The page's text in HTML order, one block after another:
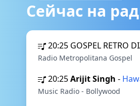
Сейчас на
20:25 GOSPEL RETRO
Radio Metropolitana Gospel
20:25Arijit Singh -
Music Radio - Bollywood